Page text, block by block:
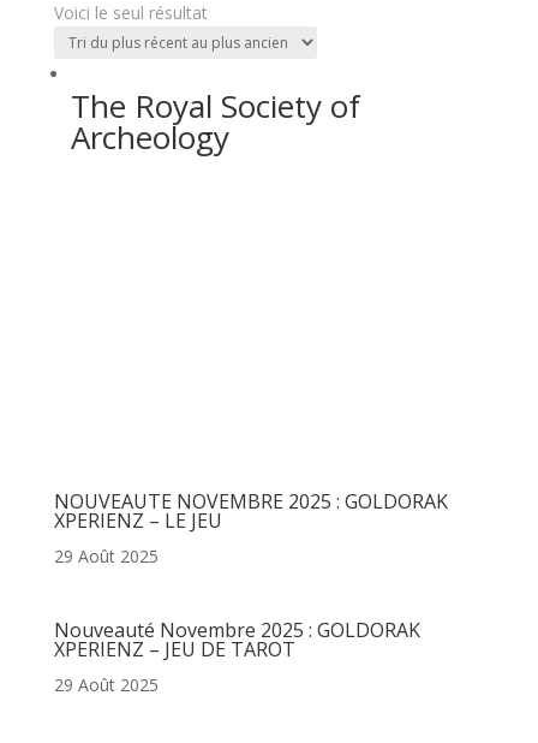
Voici le seul résultat
The Royal Society of
Archeology
NOUVEAUTE NOVEMBRE 2025 : GOLDORAK
XPERIENZ – LE JEU
29 Août 2025
Nouveauté Novembre 2025 : GOLDORAK
XPERIENZ – JEU DE TAROT
29 Août 2025